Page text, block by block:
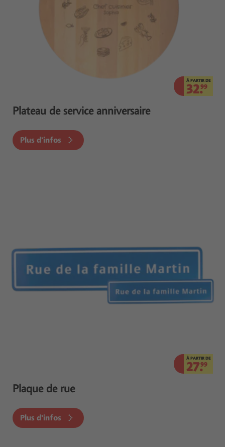
À PARTIR DE
32.99
Plateau de service anniversaire
Plus d'infos
À PARTIR DE
27.99
Plaque de rue
Plus d'infos